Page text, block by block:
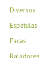
Diversos
Espátulas
Facas
Raladores